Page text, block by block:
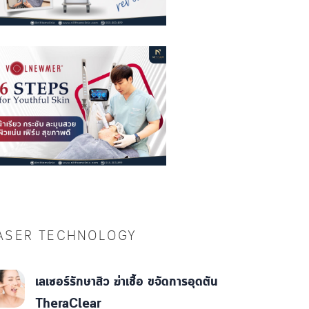
TECHNOLOGY
เลเซอร์รักษาสิว ฆ่าเชื้อ ขจัดการอุดตัน
TheraClear